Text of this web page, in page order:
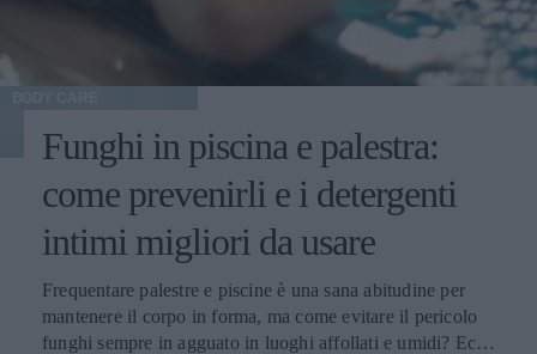
Funghi in piscina e palestra:
come prevenirli e i detergenti
intimi migliori da usare
Frequentare palestre e piscine è una sana abitudine per
mantenere il corpo in forma, ma come evitare il pericolo
funghi sempre in agguato in luoghi affollati e umidi? Ecco